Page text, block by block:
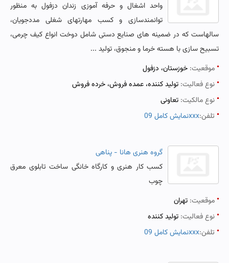
واحد اشغال و حرفه آموزی زندان دزفول به منظور
توانمندسازی و کسب مهارتهای شغلی مددجویان،
سالهاست که در ضمینه های صنایع دستی شامل دوخت انواع کیف چرمی،
تسبیح سازی با هسته خرما و منجوق، تولید ...
موقعیت: خوزستان، دزفول
نوع فعالیت: تولید کننده، عمده فروش، خرده فروش
نوع مالکیت: تعاونی
تلفن:نمایش کامل 09xxx
گروه هنری هانا - پناهی
کسب کار هنری و کارگاه خانگی ساخت تابلوی معرق
چوب
موقعیت: تهران
نوع فعالیت: تولید کننده
تلفن:نمایش کامل 09xxx